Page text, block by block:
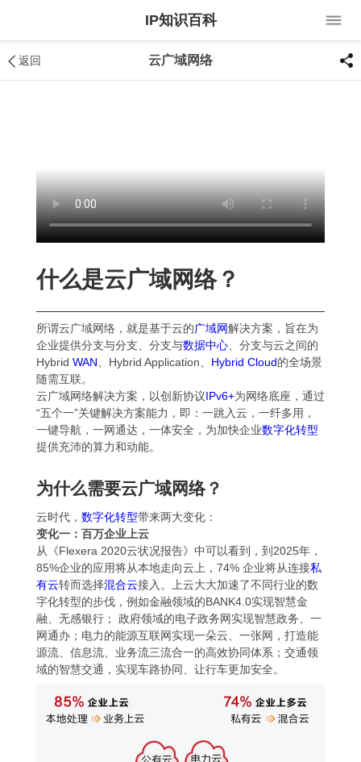
IP知识百科
返回 云广域网络
什么是云广域网络？
所谓云广域网络，就是基于云的广域网解决方案，旨在为
企业提供分支与分支、分支与数据中心、分支与云之间的
Hybrid WAN、Hybrid Application、 Hybrid Cloud的全场景
随需互联。
云广域网络解决方案，以创新协议IPv6+为网络底座，通过
“五个一”关键解决方案能力，即：一跳入云，一纤多用，
一键导航，一网通达，一体安全，为加快企业数字化转型
提供充沛的算力和动能。
为什么需要云广域网络？
云时代， 数字化转型带来两大变化：
变化一：百万企业上云
从《Flexera 2020云状况报告》中可以看到，到2025年，
85%企业的应用将从本地走向云上，74% 企业将从连接私
有云转而选择混合云接入。上云大大加速了不同行业的数
字化转型的步伐，例如金融领域的BANK4.0实现智慧金
融、无感银行； 政府领域的电子政务网实现智慧政务、一
网通办；电力的能源互联网实现一朵云、一张网，打造能
源流、信息流、业务流三流合一的高效协同体系；交通领
域的智慧交通，实现车路协同、让行车更加安全。